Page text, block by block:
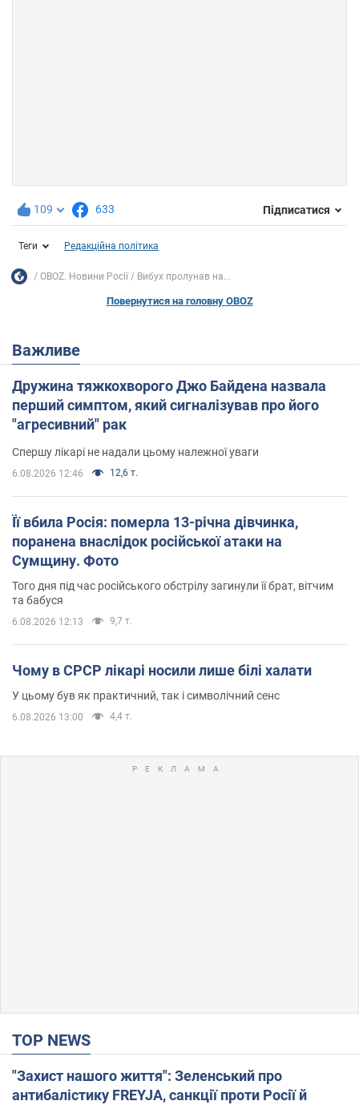
109 633 Підписатися
Теги Редакційна політика
OBOZ. Новини Росії Вибух пролунав на...
Повернутися на головну OBOZ
Важливе
Дружина тяжкохворого Джо Байдена назвала
перший симптом, який сигналізував про його
"агресивний" рак
Спершу лікарі не надали цьому належної уваги
6.08.2026 12:46 12,6 т.
Її вбила Росія: померла 13-річна дівчинка,
поранена внаслідок російської атаки на
Сумщину. Фото
Того дня під час російського обстрілу загинули її брат, вітчим
та бабуся
6.08.2026 12:13 9,7 т.
Чому в СРСР лікарі носили лише білі халати
У цьому був як практичний, так і символічний сенс
6.08.2026 13:00 4,4 т.
TOP NEWS
"Захист нашого життя": Зеленський про
антибалістику FREYJA, санкції проти Росії й